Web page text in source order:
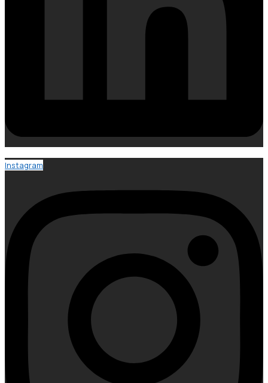
Instagram